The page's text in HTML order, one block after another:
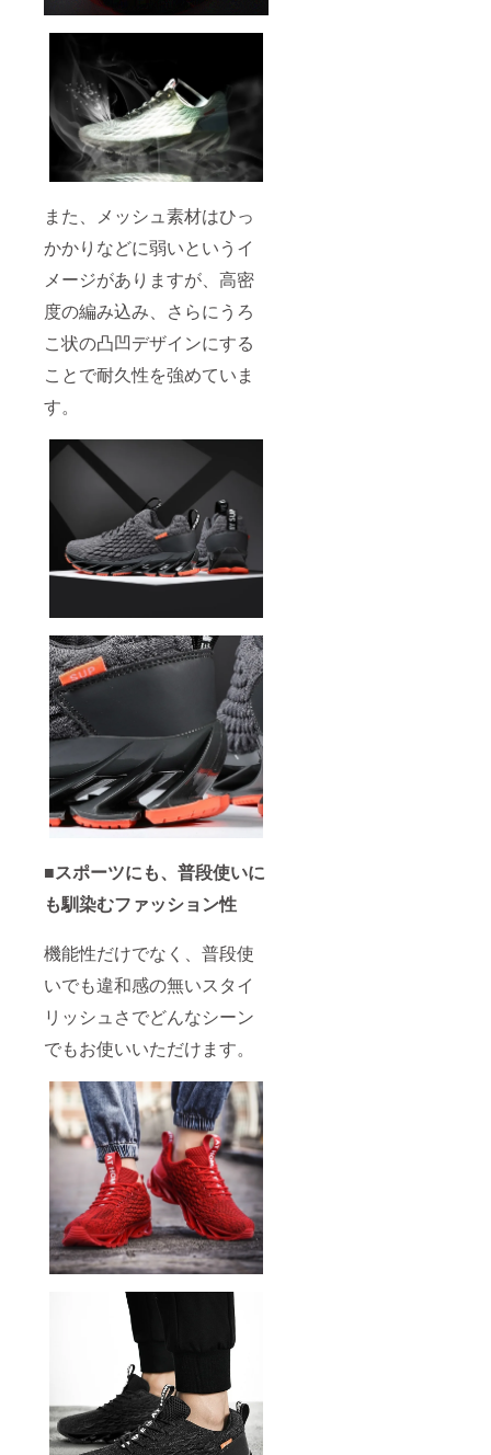
また、メッシュ素材はひっ
かかりなどに弱いというイ
メージがありますが、高密
度の編み込み、さらにうろ
こ状の凸凹デザインにする
ことで耐久性を強めていま
す。
■スポーツにも、普段使いに
も馴染むファッション性
機能性だけでなく、普段使
いでも違和感の無いスタイ
リッシュさでどんなシーン
でもお使いいただけます。